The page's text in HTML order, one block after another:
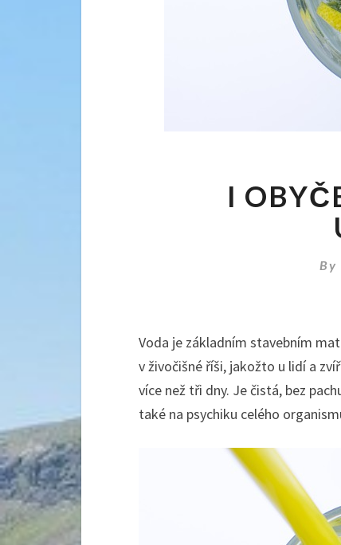
I
By
Voda je základním stavebním
v živočišné říši, jakožto u lidí a
více než tři dny. Je čistá, bez
také na psychiku celého